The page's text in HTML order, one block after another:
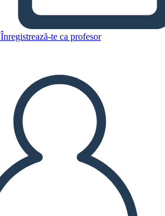
Înregistrează-te ca profesor